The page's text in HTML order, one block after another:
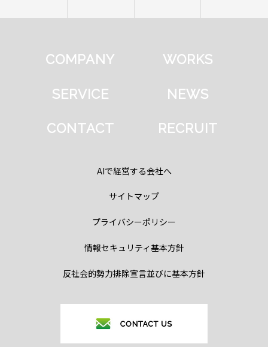
COMPANY WORKS
SERVICE NEWS
CONTACT RECRUIT
AIで経営する会社へ
サイトマップ
プライバシーポリシー
情報セキュリティ基本方針
反社会的勢力排除宣言並びに基本方針